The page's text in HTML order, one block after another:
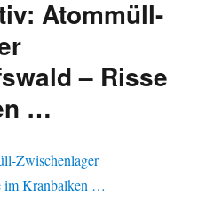
Atommüll-
– Risse
…